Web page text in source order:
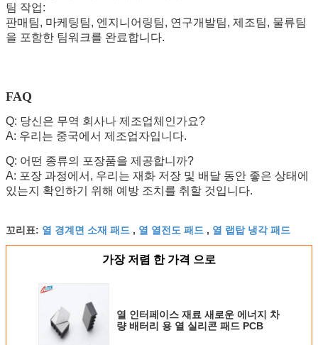
팀 작업:
판매팀, 마케팅팀, 엔지니어링팀, 연구개발팀, 제조팀, 물류팀
을 포함한 팀워크를 완료합니다.
FAQ
Q: 당신은 무역 회사나 제조업체인가요?
A: 우리는 중국에서 제조업자입니다.
Q: 어떤 종류의 포장품을 제공합니까?
A: 포장 과정에서, 우리는 재화 저장 및 배달 동안 좋은 상태에
있는지 확인하기 위해 예방 조치를 취할 것입니다.
꼬리표: 열 경계면 소재 패드 , 열 열전도 패드 , 열 랩탑 냉각 패드
가장 저렴 한 가격 으로
열 인터페이스 재료 새로운 에너지 차
량 배터리 용 열 실리콘 패드 PCB